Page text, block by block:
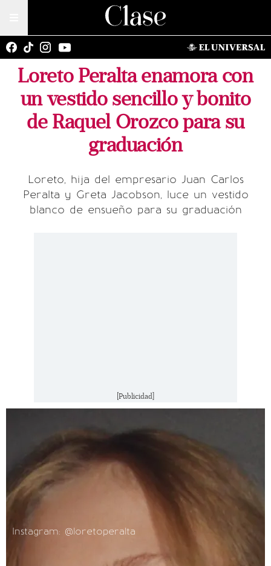
Loreto Peralta enamora con
un vestido sencillo y bonito
de Raquel Orozco para su
graduación
Loreto, hija del empresario Juan Carlos
Peralta y Greta Jacobson, luce un vestido
blanco de ensueño para su graduación
[Publicidad]
Instagram: @loretoperalta